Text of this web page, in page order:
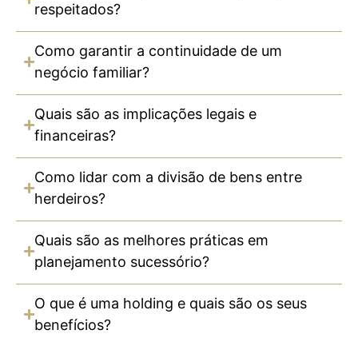
respeitados?
Como garantir a continuidade de um
negócio familiar?
Quais são as implicações legais e
financeiras?
Como lidar com a divisão de bens entre
herdeiros?
Quais são as melhores práticas em
planejamento sucessório?
O que é uma holding e quais são os seus
benefícios?